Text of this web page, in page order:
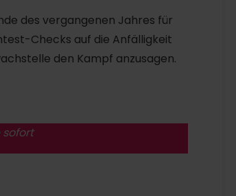
des vergangenen Jahres für
Checks auf die Anfälligkeit
den Kampf anzusagen.
sofort